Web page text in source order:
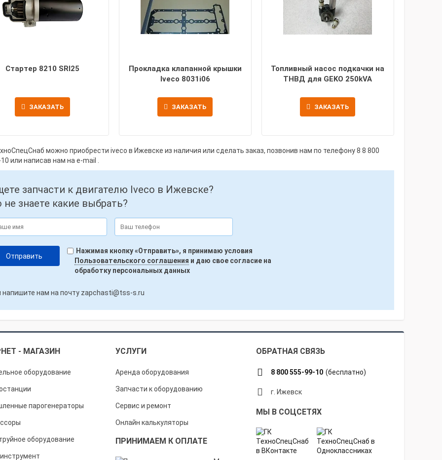
Стартер 8210 SRI25
ЗАКАЗАТЬ
Прокладка клапанной крышки
Iveco 8031i06
ЗАКАЗАТЬ
Топливный насос подкачки на
ТНВД для GEKO 250kVA
ЗАКАЗАТЬ
можно приобрести iveco в Ижевске из наличия или сделать заказ, позвонив нам по телефону8 8 800
или написав нам на e-mail
запчасти к двигателю Iveco в Ижевске?
не знаете какие выбрать?
Нажимая кнопку «Отправить», я принимаю условия
Пользовательского соглашения и даю свое согласие на
обработку персональных данных
напишите нам на почту zapchasti@tss-s.ru
- МАГАЗИН УСЛУГИ ОБРАТНАЯ СВЯЗЬ
оборудование
парогенераторы
оборудование
Аренда оборудования
Запчасти к оборудованию
Сервис и ремонт
Онлайн калькуляторы
ПРИНИМАЕМ К ОПЛАТЕ
8 800 555-99-10 (бесплатно)
г. Ижевск
МЫ В СОЦСЕТЯХ